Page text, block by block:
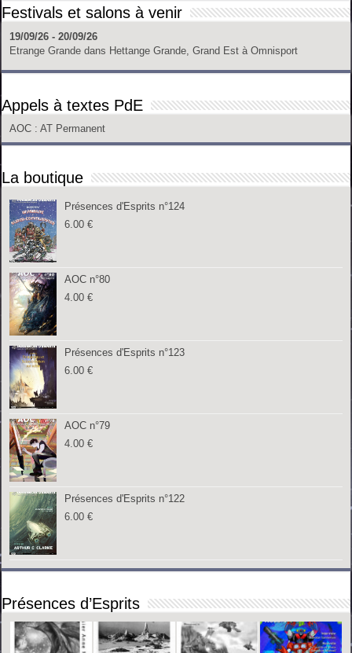
Festivals et salons à venir
19/09/26 - 20/09/26
Etrange Grande dans Hettange Grande, Grand Est à Omnisport
Appels à textes PdE
AOC : AT Permanent
La boutique
Présences d'Esprits n°124
6.00€
AOC n°80
4.00€
Présences d'Esprits n°123
6.00€
AOC n°79
4.00€
Présences d'Esprits n°122
6.00€
Présences d’Esprits